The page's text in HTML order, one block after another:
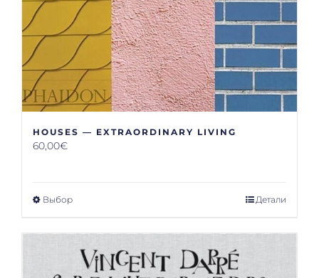
HOUSES — EXTRAORDINARY LIVING
60,00€
Выбор Детали